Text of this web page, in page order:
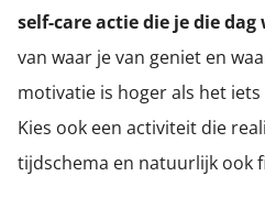
self-care actie die je die
van waar je van geniet en
motivatie is hoger als het
Kies ook een activiteit die
tijdschema en natuurlijk ook